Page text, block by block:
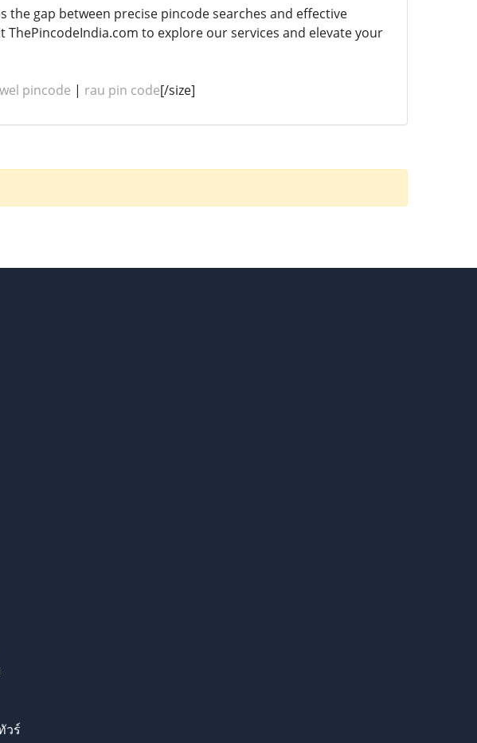
the gap between precise pincode searches and effective
to explore our services and elevate your
pincode | rau pin code[/size]
วร์